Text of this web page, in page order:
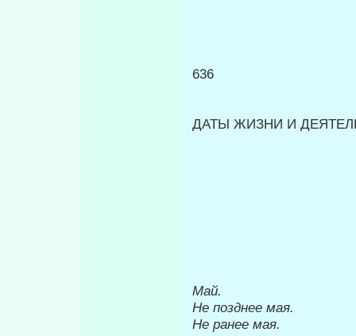
636
ДАТЫ ЖИЗНИ И
Май.
Не позднее мая.
Не ранее мая.